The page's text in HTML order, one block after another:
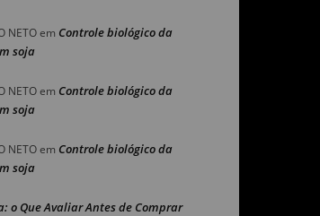
NETOem Controle biológico da
soja
NETOem Controle biológico da
soja
NETOem Controle biológico da
soja
o Que Avaliar Antes de Comprar